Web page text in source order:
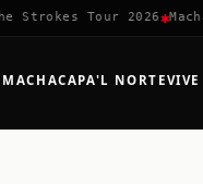
Tour 2026✱
MACHACAPA'L NORTE